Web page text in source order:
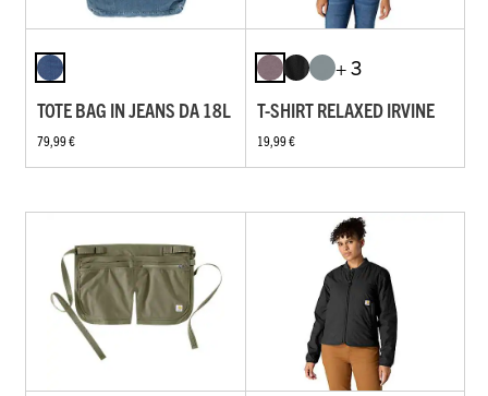
TOTE BAG IN JEANS DA 18L
79,99 €
+ 3
T-SHIRT RELAXED IRVINE
19,99 €